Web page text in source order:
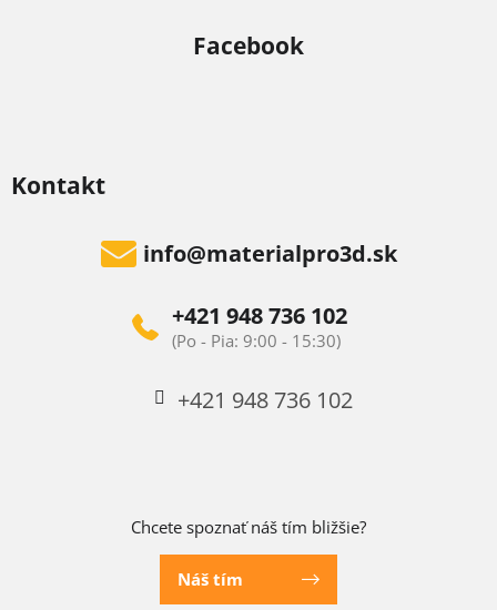
Kontakt
info@materialpro3d.sk
+421 948 736 102
+421 948 736 102
Chcete spoznať náš tím bližšie?
Náš tím
Facebook